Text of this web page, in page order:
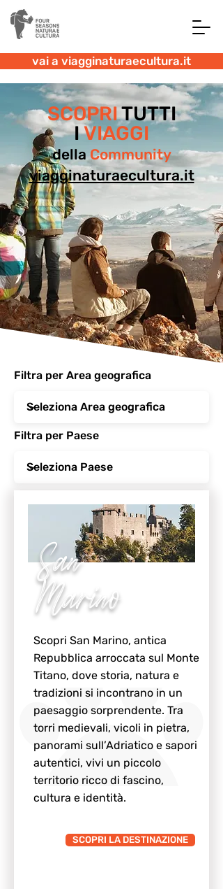
vai a viagginaturaecultura.it
SCOPRITUTTI
IVIAGGI
dellaCommunity
viagginaturaecultura.it
Filtra per Area geografica
Filtra per Paese
San
Marino
Scopri San Marino, antica
Repubblica arroccata sul Monte
Titano, dove storia, natura e
tradizioni si incontrano in un
paesaggio sorprendente. Tra
torri medievali, vicoli in pietra,
panorami sull’Adriatico e sapori
autentici, vivi un piccolo
territorio ricco di fascino,
cultura e identità.
SCOPRI LA DESTINAZIONE